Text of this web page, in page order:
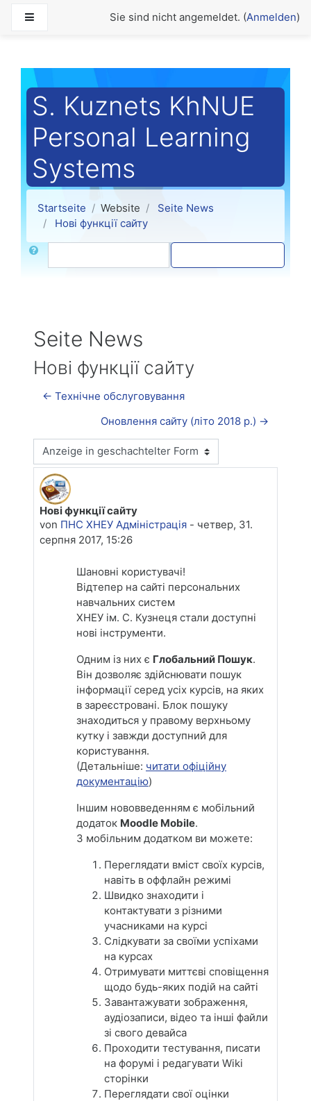
Website-ÜbersichtSie sind nicht angemeldet. (Anmelden)
S. Kuznets KhNUE
Personal Learning
Systems
Startseite Website
Seite News
Нові функції сайту
Suche
Seite News
Нові функції сайту
← Технічне обслуговування
Оновлення сайту (літо 2018 р.) →
Anzeigemodus
Нові функції сайту
von ПНС ХНЕУ Адміністрація - четвер, 31.
серпня 2017, 15:26
Anzahl Antworten: 0
Шановні користувачі!
Відтепер на сайті персональних
навчальних систем
ХНЕУ ім. С. Кузнеця стали доступні
нові інструменти.
Одним із них є Глобальний Пошук.
Він дозволяє здійснювати пошук
інформації серед усіх курсів, на яких
в зареєстровані. Блок пошуку
знаходиться у правому верхньому
кутку і завжди доступний для
користування.
(Детальніше: читати офіційну
документацію)
Іншим нововведенням є мобільний
додаток Moodle Mobile.
З мобільним додатком ви можете:
Переглядати вміст своїх курсів,
навіть в оффлайн режимі
Швидко знаходити і
контактувати з різними
учасниками на курсі
Слідкувати за своїми успіхами
на курсах
Отримувати миттєві сповіщення
щодо будь-яких подій на сайті
Завантажувати зображення,
аудіозаписи, відео та інші файли
зі свого девайса
Проходити тестування, писати
на форумі і редагувати Wiki
сторінки
Переглядати свої оцінки